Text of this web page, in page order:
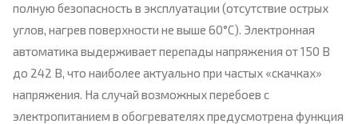
полную безопасность в эксплуатации (отсутствие острых
углов, нагрев поверхности не выше 60°С). Электронная
автоматика выдерживает перепады напряжения от 150 В
до 242 В, что наиболее актуально при частых «скачках»
напряжения. На случай возможных перебоев с
электропитанием в обогревателях предусмотрена функция